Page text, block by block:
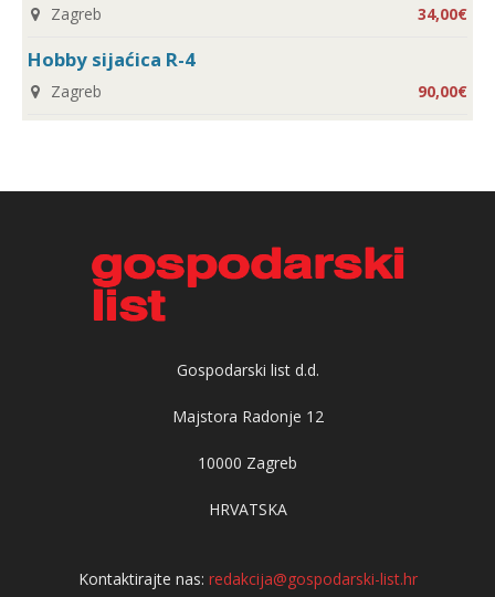
Zagreb 34,00€
Hobby sijaćica R-4
Zagreb 90,00€
Gospodarski list d.d.
Majstora Radonje 12
10000 Zagreb
HRVATSKA
Kontaktirajte nas: redakcija@gospodarski-list.hr